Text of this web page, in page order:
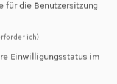
und Balgheim
für die Benutzersitzung
Einwilligungsstatus im